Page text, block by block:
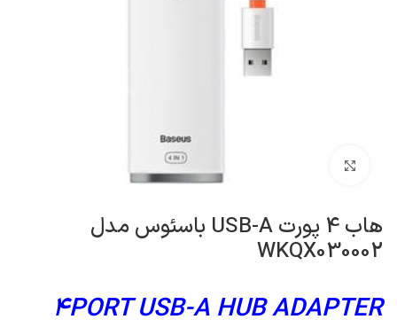
هاب 4 پورت USB-A باسئوس مدل
WKQX030002
4PORT USB-A HUB ADAPTER